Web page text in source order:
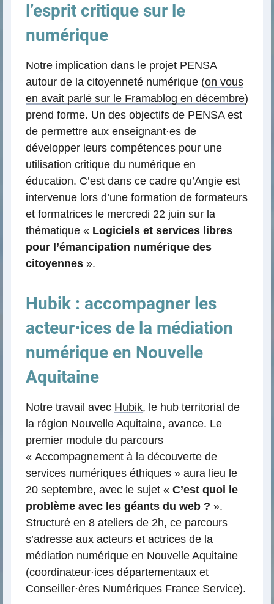
l’esprit critique sur le
numérique
Notre implication dans le projet PENSA
autour de la citoyenneté numérique (on vous
en avait parlé sur le Framablog en décembre)
prend forme. Un des objectifs de PENSA est
de permettre aux enseignant⋅es de
développer leurs compétences pour une
utilisation critique du numérique en
éducation. C’est dans ce cadre qu’Angie est
intervenue lors d’une formation de formateurs
et formatrices le mercredi 22 juin sur la
thématique « Logiciels et services libres
pour l’émancipation numérique des
citoyennes ».
Hubik : accompagner les
acteur⋅ices de la médiation
numérique en Nouvelle
Aquitaine
Notre travail avec Hubik, le hub territorial de
la région Nouvelle Aquitaine, avance. Le
premier module du parcours
« Accompagnement à la découverte de
services numériques éthiques » aura lieu le
20 septembre, avec le sujet « C’est quoi le
problème avec les géants du web ? ».
Structuré en 8 ateliers de 2h, ce parcours
s’adresse aux acteurs et actrices de la
médiation numérique en Nouvelle Aquitaine
(coordinateur⋅ices départementaux et
Conseiller⋅ères Numériques France Service).